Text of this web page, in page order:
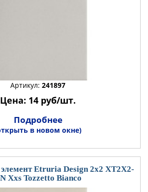
Артикул: 241897
Цена: 14 руб/шт.
Подробнее
в новом окне)
Etruria Design 2x2 XT2X2-
Xxs Tozzetto Bianco